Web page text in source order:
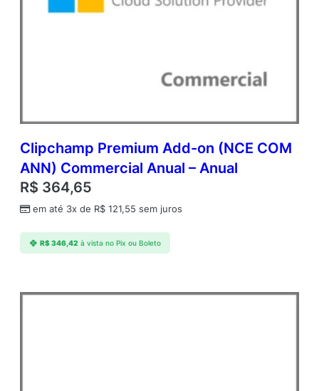
Clipchamp Premium Add-on (NCE COM
ANN) Commercial Anual – Anual
R$ 364,65
em até 3x de R$ 121,55 sem juros
R$346,42 à vista no Pix ou Boleto